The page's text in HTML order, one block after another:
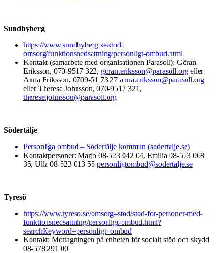
Sundbyberg
https://www.sundbyberg.se/stod-
omsorg/funktionsnedsattning/personligt-ombud.html
Kontakt (samarbete med organisationen Parasoll): Göran
Eriksson, 070-9517 322, goran.eriksson@parasoll.org eller
Anna Eriksson, 0709-51 73 27 anna.eriksson@parasoll.org
eller Therese Johnsson, 070-9517 321,
therese.johnsson@parasoll.org
Södertälje
Personliga ombud – Södertälje kommun (sodertalje.se)
Kontaktpersoner: Marjo 08-523 042 04, Emilia 08-523 068
35, Ulla 08-523 013 55 personligtombud@sodertalje.se
Tyresö
https://www.tyreso.se/omsorg–stod/stod-for-personer-med-
funktionsnedsattning/personligt-ombud.html?
searchKeyword=personligt+ombud
Kontakt: Mottagningen på enheten för socialt stöd och skydd
08-578 291 00